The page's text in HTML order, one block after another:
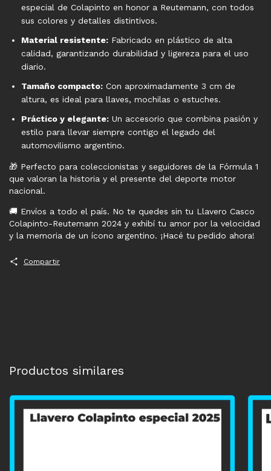
especial de Colapinto en honor a Reutemann, con todos
sus colores y detalles distintivos.
Material resistente: Fabricado en plástico de alta
calidad, garantizando durabilidad y ligereza para el uso
diario.
Tamaño compacto: Con aproximadamente 3 cm de
altura, es ideal para llaves, mochilas o estuches.
Práctico y elegante: Un accesorio que combina pasión y
estilo para llevar siempre contigo el legado del
automovilismo argentino.
🎁 Perfecto para coleccionistas y seguidores de la Fórmula 1
que valoran la historia y el presente del deporte motor
nacional.
🚚 Envíos a todo el país. No te quedes sin tu Llavero Casco
Colapinto-Reutemann 2024 y exhibí tu amor por la velocidad
y la memoria de un ícono argentino. ¡Hacé tu pedido ahora!
Compartir
Productos similares